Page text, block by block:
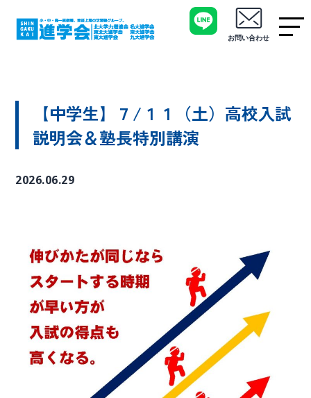
お問い合わせ
【中学生】７/１１（土）高校入試
説明会＆塾長特別講演
2026.06.29